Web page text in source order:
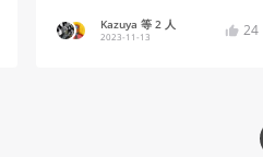
Kazuya 等 2 人
2023-11-13 24